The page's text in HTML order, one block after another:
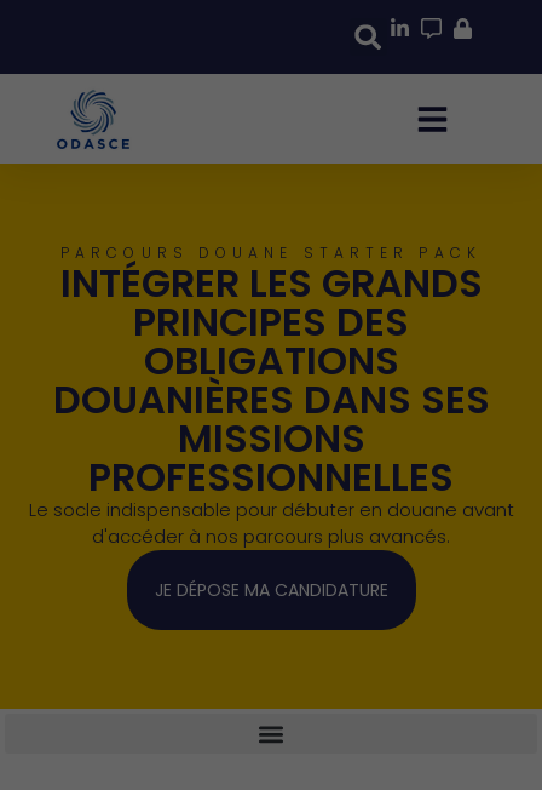
INTÉGRER LES GRANDS
PRINCIPES DES
OBLIGATIONS
DOUANIÈRES DANS SES
MISSIONS
PROFESSIONNELLES
PARCOURS DOUANE STARTER PACK
Le socle indispensable pour débuter en douane avant
d'accéder à nos parcours plus avancés.
JE DÉPOSE MA CANDIDATURE